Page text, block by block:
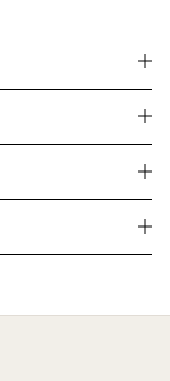
電
ライト